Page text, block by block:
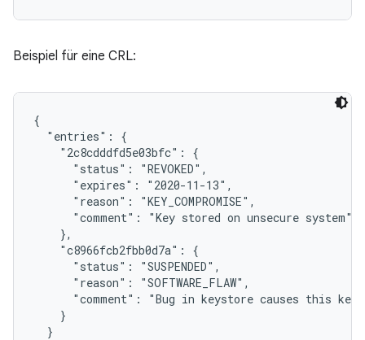
Beispiel für eine CRL:
{
  "entries": {
    "2c8cdddfd5e03bfc": {
      "status": "REVOKED",
      "expires": "2020-11-13",
      "reason": "KEY_COMPROMISE",
      "comment": "Key stored on unsecure system"
    },
    "c8966fcb2fbb0d7a": {
      "status": "SUSPENDED",
      "reason": "SOFTWARE_FLAW",
"comment": "Bug in keystore causes this key
    }
  }